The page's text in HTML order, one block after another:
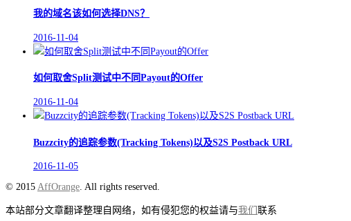
我的域名该如何选择DNS？
2016-11-04
如何取舍Split测试中不同Payout的Offer
2016-11-04
Buzzcity的追踪参数(Tracking Tokens)以及S2S Postback URL
2016-11-05
© 2015 AffOrange. All rights reserved.
本站部分文章翻译整理自网络，如有侵犯您的权益请与我们 联系